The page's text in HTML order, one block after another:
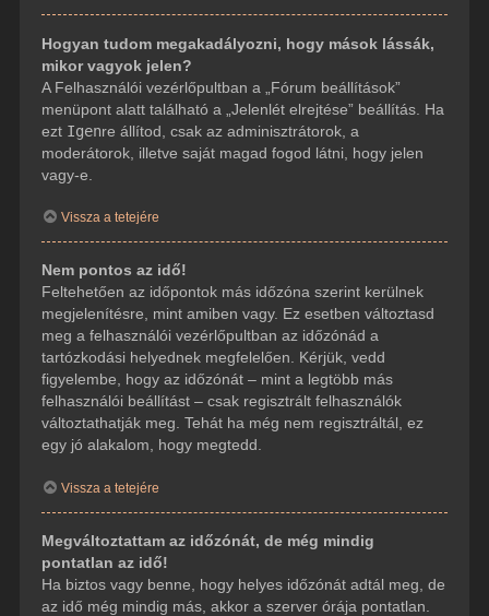
Hogyan tudom megakadályozni, hogy mások lássák,
mikor vagyok jelen?
A Felhasználói vezérlőpultban a „Fórum beállítások”
menüpont alatt található a „Jelenlét elrejtése” beállítás. Ha
ezt Igenre állítod, csak az adminisztrátorok, a
moderátorok, illetve saját magad fogod látni, hogy jelen
vagy-e.
Vissza a tetejére
Nem pontos az idő!
Feltehetően az időpontok más időzóna szerint kerülnek
megjelenítésre, mint amiben vagy. Ez esetben változtasd
meg a felhasználói vezérlőpultban az időzónád a
tartózkodási helyednek megfelelően. Kérjük, vedd
figyelembe, hogy az időzónát – mint a legtöbb más
felhasználói beállítást – csak regisztrált felhasználók
változtathatják meg. Tehát ha még nem regisztráltál, ez
egy jó alakalom, hogy megtedd.
Vissza a tetejére
Megváltoztattam az időzónát, de még mindig
pontatlan az idő!
Ha biztos vagy benne, hogy helyes időzónát adtál meg, de
az idő még mindig más, akkor a szerver órája pontatlan.